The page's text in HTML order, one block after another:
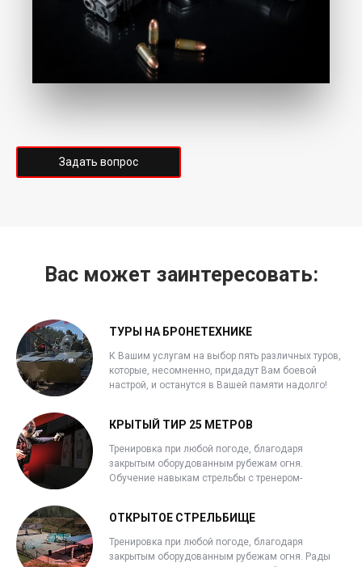
Задать вопрос
Вас может заинтересовать:
ТУРЫ НА БРОНЕТЕХНИКЕ
К Вашим услугам на выбор пять различных туров,
которые, несомненно, придадут Вам боевой
настрой, и останутся в Вашей памяти надолго!
КРЫТЫЙ ТИР 25 МЕТРОВ
Тренировка при любой погоде, благодаря
закрытым оборудованным рубежам огня.
Обучение навыкам стрельбы с тренером-
ОТКРЫТОЕ СТРЕЛЬБИЩЕ
Тренировка при любой погоде, благодаря
закрытым оборудованным рубежам огня. Рады